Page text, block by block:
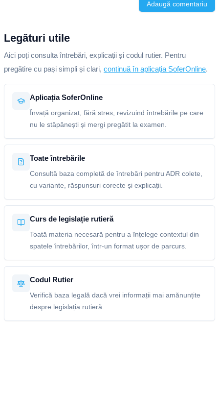
Adaugă comentariu
Legături utile
Aici poți consulta întrebări, explicații și codul rutier. Pentru
pregătire cu pași simpli și clari, continuă în aplicația SoferOnline.
Aplicația SoferOnline
Învață organizat, fără stres, revizuind întrebările pe care
nu le stăpânești și mergi pregătit la examen.
Toate întrebările
Consultă baza completă de întrebări pentru ADR colete,
cu variante, răspunsuri corecte și explicații.
Curs de legislație rutieră
Toată materia necesară pentru a înțelege contextul din
spatele întrebărilor, într-un format ușor de parcurs.
Codul Rutier
Verifică baza legală dacă vrei informații mai amănunțite
despre legislația rutieră.